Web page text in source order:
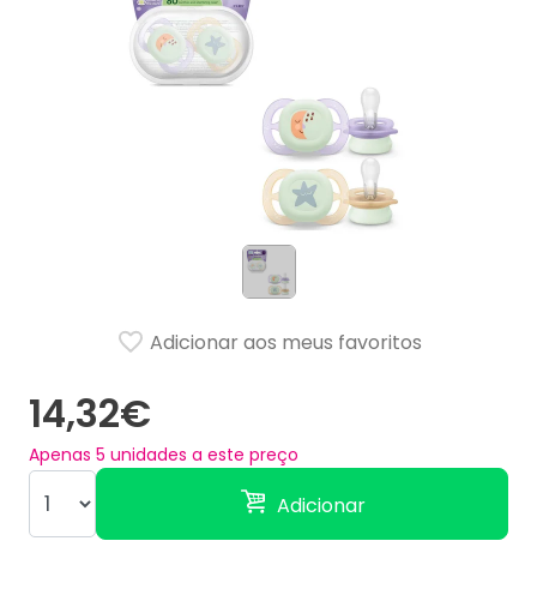
14,32€
Apenas 5 unidades a este preço
Adicionar
Adicionar aos meus favoritos